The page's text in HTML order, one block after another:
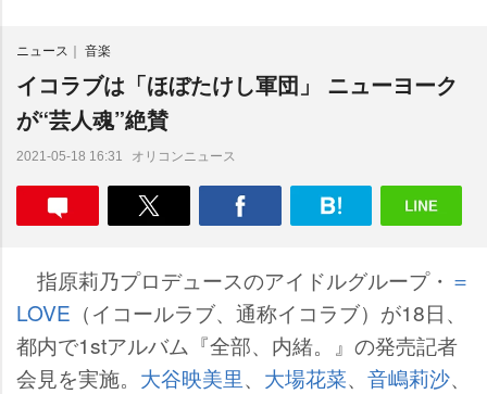
ニュース 音楽
イコラブは「ほぼたけし軍団」 ニューヨーク
が“芸人魂”絶賛
2021-05-18 16:31 オリコンニュース
指原莉乃プロデュースのアイドルグループ・ ＝
LOVE （イコールラブ、通称イコラブ）が18日、
都内で1stアルバム『全部、内緒。』の発売記者
会見を実施。 大谷映美里、 大場花菜、 音嶋莉沙、